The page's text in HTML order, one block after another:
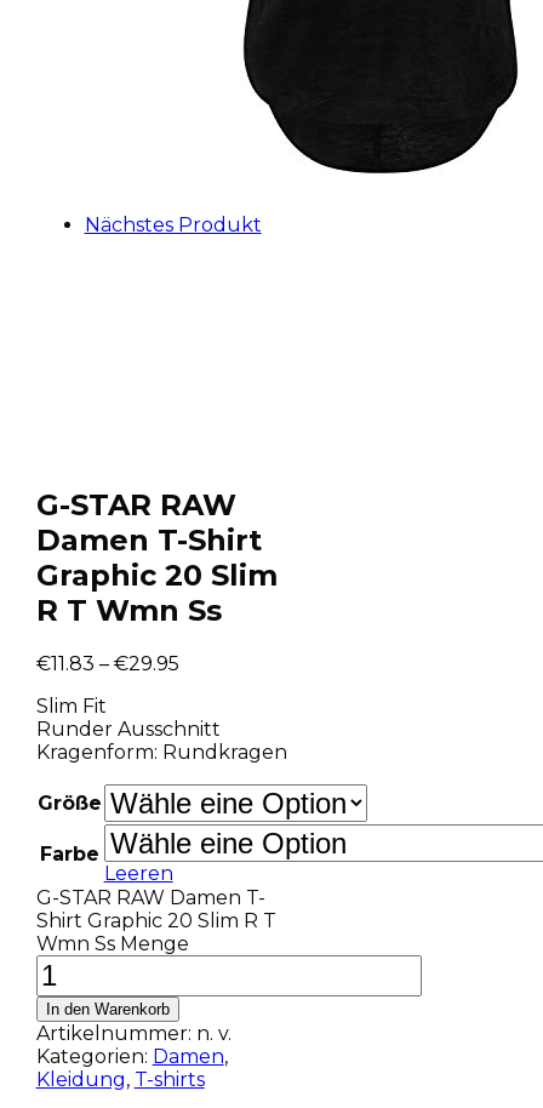
Nächstes Produkt
G-STAR RAW
Damen T-Shirt
Graphic 20 Slim
R T Wmn Ss
€11.83 – €29.95
Slim Fit
Runder Ausschnitt
Kragenform: Rundkragen
Größe
Farbe
Leeren
G-STAR RAW Damen T-
Shirt Graphic 20 Slim R T
Wmn Ss Menge
In den Warenkorb
Artikelnummer: n. v.
Kategorien: Damen,
Kleidung, T-shirts